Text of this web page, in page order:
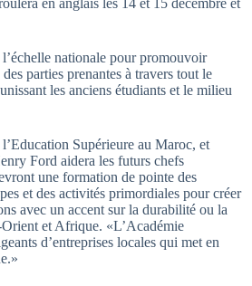
en anglais les 14 et 15 décembre et
nationale pour promouvoir
parties prenantes à travers tout le
les anciens étudiants et le milieu
Supérieure au Maroc, et
Ford aidera les futurs chefs
une formation de pointe des
et des activités primordiales pour créer
avec un accent sur la durabilité ou la
et Afrique. «L’Académie
d’entreprises locales qui met en